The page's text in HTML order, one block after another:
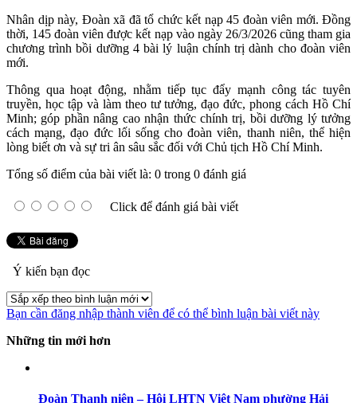
Nhân dịp này, Đoàn xã đã tổ chức kết nạp 45 đoàn viên mới. Đồng
thời, 145 đoàn viên được kết nạp vào ngày 26/3/2026 cũng tham gia
chương trình bồi dưỡng 4 bài lý luận chính trị dành cho đoàn viên
mới.
Thông qua hoạt động, nhằm tiếp tục đẩy mạnh công tác tuyên
truyền, học tập và làm theo tư tưởng, đạo đức, phong cách Hồ Chí
Minh; góp phần nâng cao nhận thức chính trị, bồi dưỡng lý tưởng
cách mạng, đạo đức lối sống cho đoàn viên, thanh niên, thể hiện
lòng biết ơn và sự tri ân sâu sắc đối với Chủ tịch Hồ Chí Minh.
Tổng số điểm của bài viết là: 0 trong 0 đánh giá
Click để đánh giá bài viết
Ý kiến bạn đọc
Bạn cần đăng nhập thành viên để có thể bình luận bài viết này
Những tin mới hơn
Đoàn Thanh niên – Hội LHTN Việt Nam phường Hải